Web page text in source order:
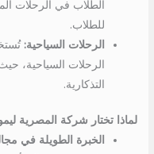
الطلاب في الرحلات
للطلاب.
الرحلات السياحية:
الرحلات السياحية،
التذكارية.
لماذا تختار شركة المصرية
الخبرة الطويلة في